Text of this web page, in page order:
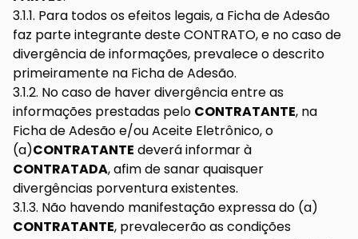
3.1.1. Para todos os efeitos legais, a Ficha de Adesão
faz parte integrante deste CONTRATO, e no caso de
divergência de informações, prevalece o descrito
primeiramente na Ficha de Adesão.
3.1.2. No caso de haver divergência entre as
informações prestadas pelo CONTRATANTE, na
Ficha de Adesão e/ou Aceite Eletrônico, o
(a)CONTRATANTE deverá informar à
CONTRATADA, afim de sanar quaisquer
divergências porventura existentes.
3.1.3. Não havendo manifestação expressa do (a)
CONTRATANTE, prevalecerão as condições